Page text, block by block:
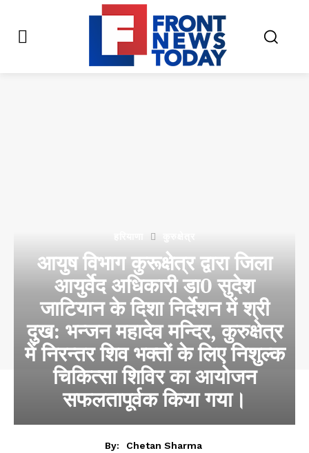
आयुष विभाग कुरूक्षेत्र द्वारा जिला
आयुर्वेद अधिकारी डा0 सुदेश
जाटियान के दिशा निर्देशन में श्री
दुख: भन्जन महादेव मन्दिर, कुरुक्षेत्र
में निरन्तर शिव भक्तों के लिए निशुल्क
चिकित्सा शिविर का आयोजन
सफलतापूर्वक किया गया।
By:
Chetan Sharma